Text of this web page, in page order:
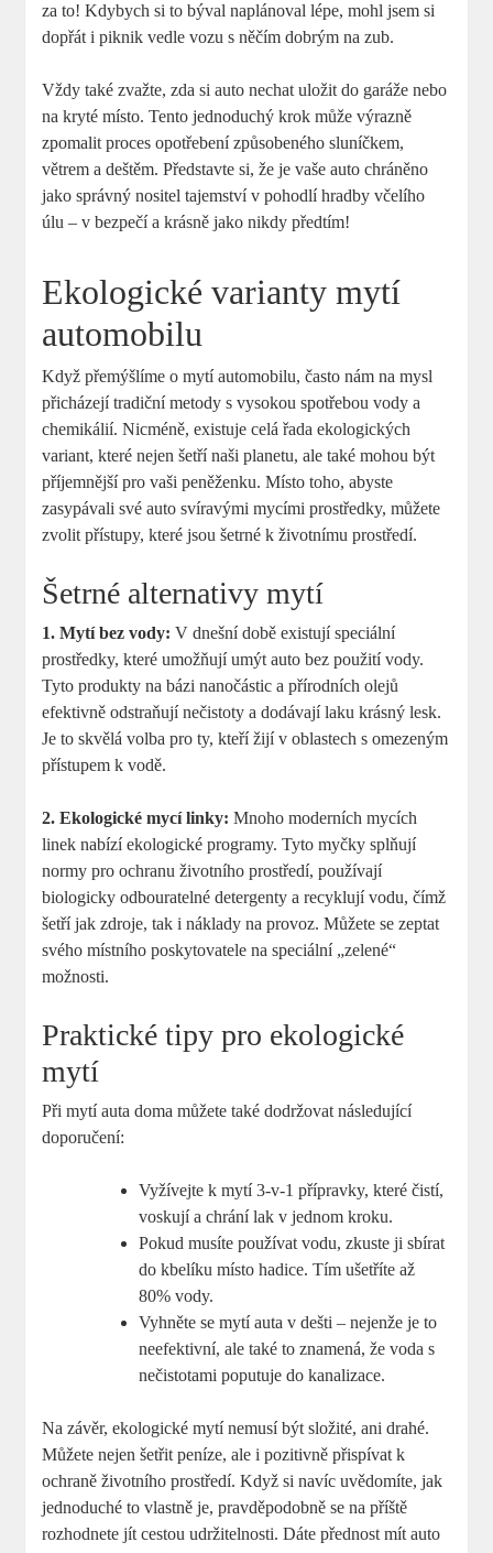
za to! Kdybych si to býval naplánoval lépe, mohl jsem si
dopřát i piknik vedle vozu s něčím dobrým na zub.
Vždy také zvažte, zda si auto nechat uložit do garáže nebo
na kryté místo. Tento jednoduchý krok může výrazně
zpomalit proces opotřebení způsobeného sluníčkem,
větrem a deštěm. Představte si, že je vaše auto chráněno
jako správný nositel tajemství v pohodlí hradby včelího
úlu – v bezpečí a krásně jako nikdy předtím!
Ekologické varianty mytí
automobilu
Když přemýšlíme o mytí automobilu, často nám na mysl
přicházejí tradiční metody s vysokou spotřebou vody a
chemikálií. Nicméně, existuje celá řada ekologických
variant, které nejen šetří naši planetu, ale také mohou být
příjemnější pro vaši peněženku. Místo toho, abyste
zasypávali své auto svíravými mycími prostředky, můžete
zvolit přístupy, které jsou šetrné k životnímu prostředí.
Šetrné alternativy mytí
1. Mytí bez vody: V dnešní době existují speciální
prostředky, které umožňují umýt auto bez použití vody.
Tyto produkty na bázi nanočástic a přírodních olejů
efektivně odstraňují nečistoty a dodávají laku krásný lesk.
Je to skvělá volba pro ty, kteří žijí v oblastech s omezeným
přístupem k vodě.
2. Ekologické mycí linky: Mnoho moderních mycích
linek nabízí ekologické programy. Tyto myčky splňují
normy pro ochranu životního prostředí, používají
biologicky odbouratelné detergenty a recyklují vodu, čímž
šetří jak zdroje, tak i náklady na provoz. Můžete se zeptat
svého místního poskytovatele na speciální „zelené“
možnosti.
Praktické tipy pro ekologické
mytí
Při mytí auta doma můžete také dodržovat následující
doporučení:
Vyžívejte k mytí 3-v-1 přípravky, které čistí,
voskují a chrání lak v jednom kroku.
Pokud musíte používat vodu, zkuste ji sbírat
do kbelíku místo hadice. Tím ušetříte až
80% vody.
Vyhněte se mytí auta v dešti – nejenže je to
neefektivní, ale také to znamená, že voda s
nečistotami poputuje do kanalizace.
Na závěr, ekologické mytí nemusí být složité, ani drahé.
Můžete nejen šetřit peníze, ale i pozitivně přispívat k
ochraně životního prostředí. Když si navíc uvědomíte, jak
jednoduché to vlastně je, pravděpodobně se na příště
rozhodnete jít cestou udržitelnosti. Dáte přednost mít auto